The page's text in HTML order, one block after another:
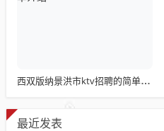
西双版纳景洪市ktv招聘的简单介绍
最近发表